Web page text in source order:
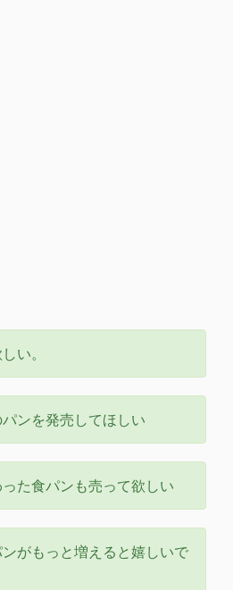
い。
ンを発売してほしい
た食パンも売って欲しい
がもっと増えると嬉しいで